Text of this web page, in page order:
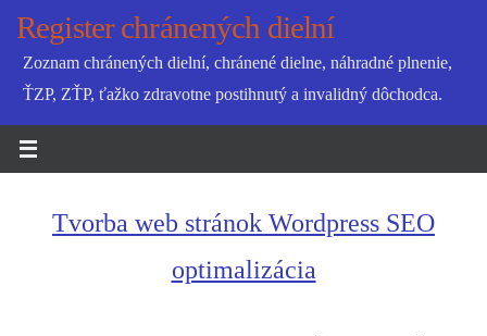
SkipRegister chránených dielní
Zoznam chránených dielní, chránené dielne, náhradné plnenie,
ŤZP, ZŤP, ťažko zdravotne postihnutý a invalidný dôchodca.
Tvorba web stránok Wordpress SEO
optimalizácia